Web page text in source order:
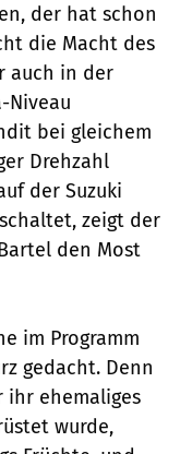
der hat schon
die Macht des
auch in der
Niveau
bei gleichem
Drehzahl
der Suzuki
zeigt der
den Most
im Programm
gedacht. Denn
ihr ehemaliges
wurde,